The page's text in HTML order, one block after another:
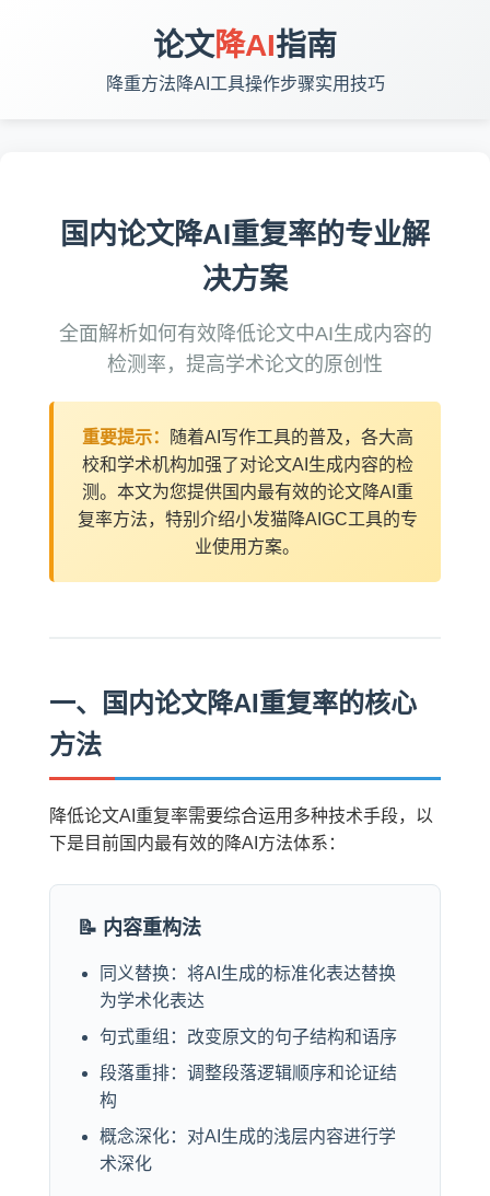
论文降AI指南
降重方法 降AI工具操作步骤实用技巧
国内论文降AI重复率的专业解
决方案
全面解析如何有效降低论文中AI生成内容的
检测率，提高学术论文的原创性
重要提示：
随着AI写作工具的普及，各大高
校和学术机构加强了对论文AI生成内容的检
测。本文为您提供国内最有效的论文降AI重
复率方法，特别介绍小发猫降AIGC工具的专
业使用方案。
一、国内论文降AI重复率的核心
方法
降低论文AI重复率需要综合运用多种技术手段，以
下是目前国内最有效的降AI方法体系：
📝 内容重构法
同义替换：将AI生成的标准化表达替换
为学术化表达
句式重组：改变原文的句子结构和语序
段落重排：调整段落逻辑顺序和论证结
构
概念深化：对AI生成的浅层内容进行学
术深化